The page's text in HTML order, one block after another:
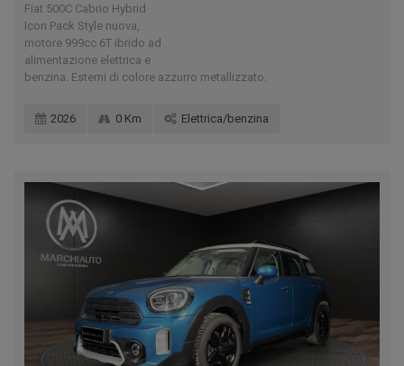
Fiat 500C Cabrio Hybrid
Icon Pack Style nuova,
motore 999cc 6T ibrido ad
alimentazione elettrica e
benzina. Esterni di colore azzurro metallizzato.
2026 0 Km Elettrica/benzina